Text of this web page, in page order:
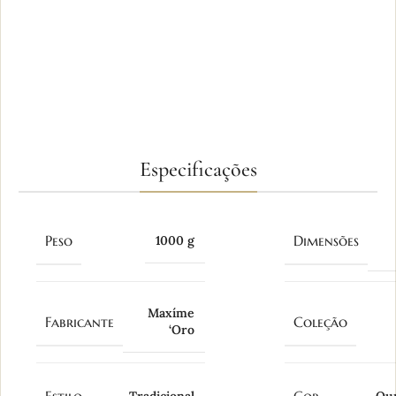
Especificações
Peso 1000 g Dimensões
Fabricante
Maxíme
‘Oro
Coleção